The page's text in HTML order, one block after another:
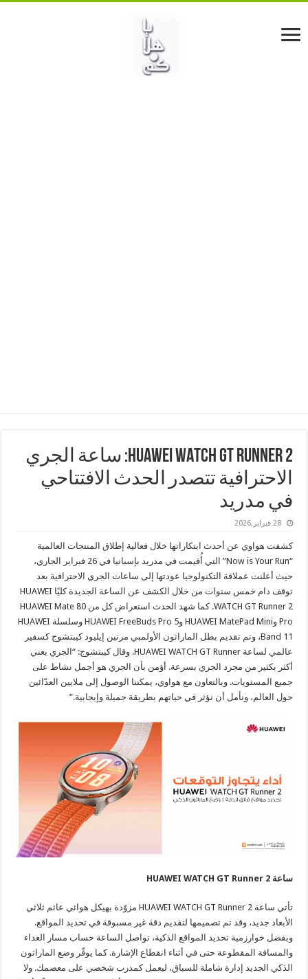
HUAWEI WATCH GT Runner 2: ساعة الجري
الاحترافية تتصدر الحدث الافتتاحي
في مدريد
28 فبراير,2026
كشفت هواوي عن أحدث ابتكاراتها خلال فعالية إطلاق المنتجات العالمية
“Now is Your Run” التي أُقيمت في مدريد بإسبانيا في 26 فبراير الجاري،
حيث أعلنت عملاقة التكنولوجيا عودتها إلى ساعات الجري الاحترافية بعد
توقف دام خمس سنوات من خلال الكشف عن الساعة الجديدة كليًا HUAWEI
WATCH GT Runner 2. كما شهد الحدث استعراض كل من HUAWEI Mate 80
Pro وHUAWEI MatePad Mini وHUAWEI FreeBuds Pro 5 وسلسلة HUAWEI
Band 11، وتم تقديم بطل الماراثون الأولمبي مرتين إيليود كيبتشوج كسفير
عالمي لساعة HUAWEI WATCH GT Runner. وقال كيبتشوج: “الجري يعني
أكثر بكثير من مجرد الجري بسرعة. أؤمن بأن الجري هو أجمل نشاط على
جميع المستويات. وبالتعاون مع هواوي، يمكننا الوصول إلى ملايين العدّائين
حول العالم، ونأمل أن نؤثر في حياتهم بطريقة جميلة وإيجابية.”
ساعة HUAWEI WATCH GT Runner 2
تأتي ساعة HUAWEI WATCH GT Runner 2 مزوّدة بهيكل هوائي عائم ثلاثي
الأبعاد جديد، وقد تم تصميمها لتقديم دقة غير مسبوقة في تحديد المواقع.
وبفضل خوارزمية تحديد المواقع الذكية، تواصل الساعة حساب مسار العداء
والمسافة المقطوعة حتى في أثناء انقطاع الإشارة. كما يوفّر وضع الماراثون
الذكي الجديد إدارة شاملة للسباق، ليعمل كمدرب شخصي على معصمك. ولا